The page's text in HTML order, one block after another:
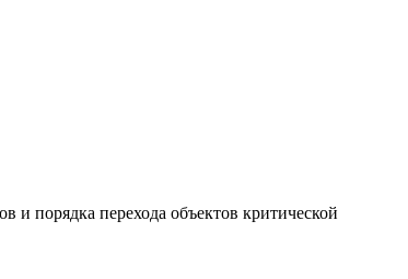
и порядка перехода объектов критической